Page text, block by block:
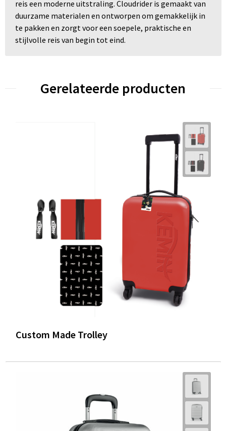
reis een moderne uitstraling. Cloudrider is gemaakt van
duurzame materialen en ontworpen om gemakkelijk in
te pakken en zorgt voor een soepele, praktische en
stijlvolle reis van begin tot eind.
Gerelateerde producten
Custom Made Trolley